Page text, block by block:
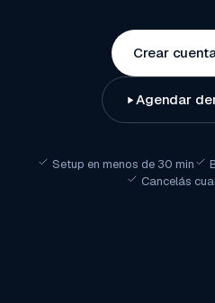
Crear
Agendar
Setup en menos de 30 min
Cancelás